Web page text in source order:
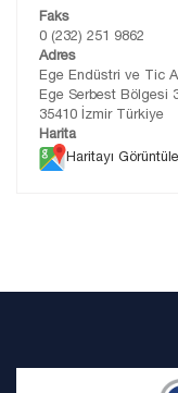
Faks
0 (232) 251 9862
Adres
Ege Endüstri ve Tic
Ege Serbest Bölgesi
35410 İzmir Türkiye
Harita
Haritayı Görüntüle